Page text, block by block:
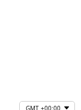
GMT +00:00